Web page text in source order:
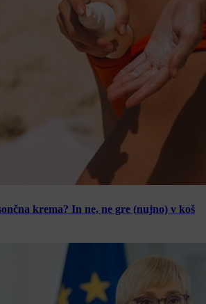
krema? In ne, ne gre (nujno) v koš